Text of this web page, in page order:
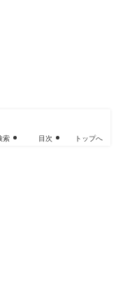
索 目次 トップへ